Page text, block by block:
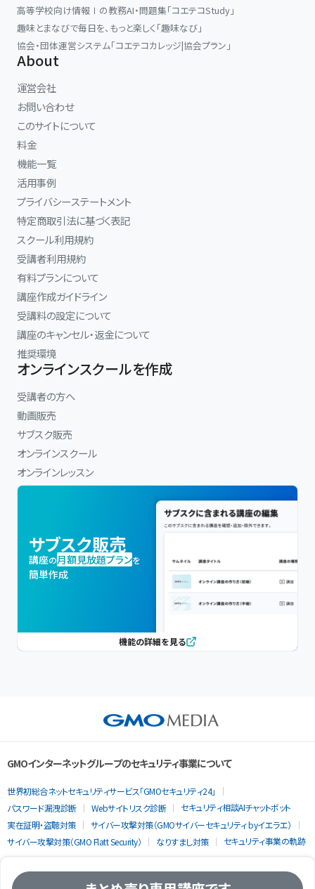
高等学校向け情報Ⅰの教務AI・問題集「コエテコStudy」
趣味とまなびで毎日を、もっと楽しく「趣味なび」
協会・団体運営システム「コエテコカレッジ|協会プラン」
About
運営会社
お問い合わせ
このサイトについて
料金
機能一覧
活用事例
プライバシーステートメント
特定商取引法に基づく表記
スクール利用規約
受講者利用規約
有料プランについて
講座作成ガイドライン
受講料の設定について
講座のキャンセル・返金について
推奨環境
オンラインスクールを作成
受講者の方へ
動画販売
サブスク販売
オンラインスクール
オンラインレッスン
サブスク販売
講座の月額見放題プランを
簡単作成
機能の詳細を見る
GMOインターネットグループのセキュリティ事業について
世界初総合ネットセキュリティサービス「GMOセキュリティ24」
パスワード漏洩診断
Webサイトリスク診断
セキュリティ相談AIチャットボット
実在証明・盗聴対策
サイバー攻撃対策（GMOサイバーセキュリティ byイエラエ）
サイバー攻撃対策（GMO Flatt Security）
なりすまし対策 セキュリティ事業の軌跡